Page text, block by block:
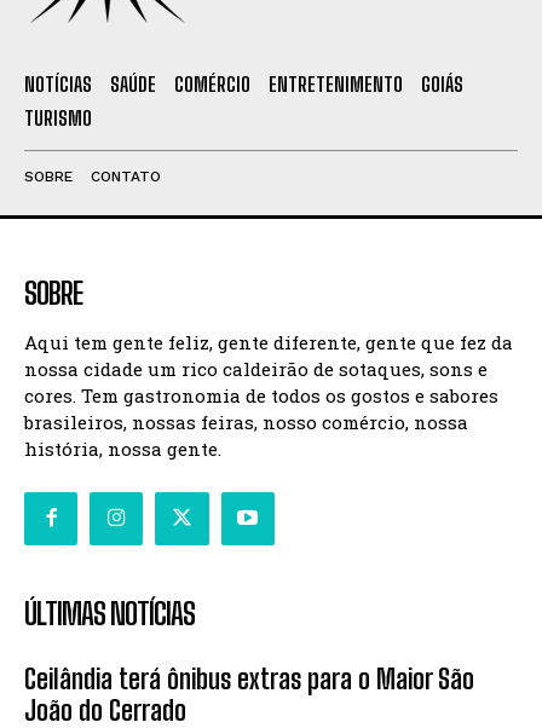
NOTÍCIAS SAÚDE COMÉRCIO ENTRETENIMENTO
GOIÁS
TURISMO
SOBRE CONTATO
SOBRE
Aqui tem gente feliz, gente diferente, gente que fez da
nossa cidade um rico caldeirão de sotaques, sons e
cores. Tem gastronomia de todos os gostos e sabores
brasileiros, nossas feiras, nosso comércio, nossa
história, nossa gente.
ÚLTIMAS NOTÍCIAS
Ceilândia terá ônibus extras para o Maior São
João do Cerrado